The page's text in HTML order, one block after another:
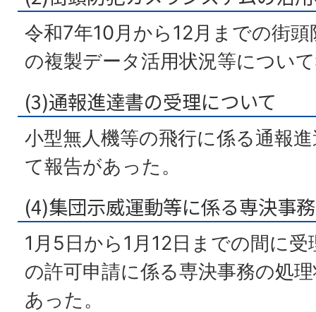
令和7年10月から12月までの街
の複製データ活用状況等につい
(3)通報進達書の受理について
小型無人機等の飛行に係る通報
て報告があった。
(4)集団示威運動等に係る専決事
1月5日から1月12日までの間に
の許可申請に係る専決事務の処
あった。